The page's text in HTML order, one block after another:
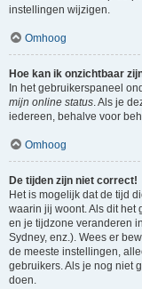
instellingen wijzigen.
Omhoog
Hoe kan ik onzichtbaar
In het gebruikerspaneel
mijn online status . Als je
iedereen, behalve voor
Omhoog
De tijden zijn niet correct!
Het is mogelijk dat de tijd
waarin jij woont. Als dit het
en je tijdzone veranderen
Sydney, enz.). Wees er
de meeste instellingen,
gebruikers. Als je nog niet
doen.